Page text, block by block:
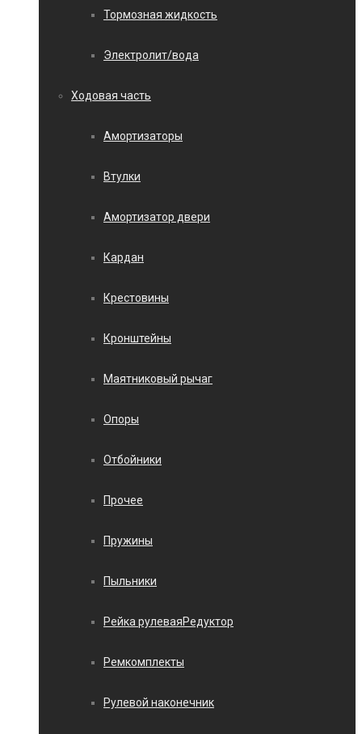
Тормозная жидкость
Электролит/вода
Ходовая часть
Амортизаторы
Втулки
Амортизатор двери
Кардан
Крестовины
Кронштейны
Маятниковый рычаг
Опоры
Отбойники
Прочее
Пружины
Пыльники
Рейка рулеваяРедуктор
Ремкомплекты
Рулевой наконечник